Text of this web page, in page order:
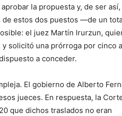
la propuesta y, de ser así,
de estos dos puestos —de un
el juez Martín Irurzun,
solicitó una prórroga por cinco
a conceder.
El gobierno de Alberto
jueces. En respuesta, la
que dichos traslados no eran